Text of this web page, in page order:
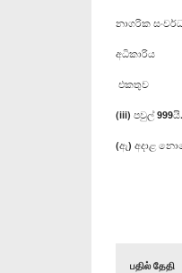
නාගරික
(iii) පවුල් 999යි.
(ඇ) අදාළ
பதில் தேதி